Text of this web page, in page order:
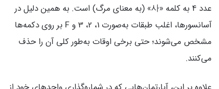
عدد 4 به کلمه «사» (به معنای مرگ) است. به همین دلیل در
آسانسورها، اغلب طبقات به‌صورت 1، 2، 3 و F بر روی دکمه‌ها
مشخص می‌شوند؛ حتی برخی اوقات به‌طور کلی آن را حذف
می‌کنند.